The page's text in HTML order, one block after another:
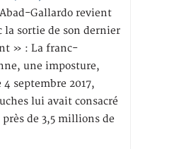
Abad-Gallardo revient
la sortie de son dernier
» : La franc-
une imposture,
septembre 2017,
lui avait consacré
de 3,5 millions de